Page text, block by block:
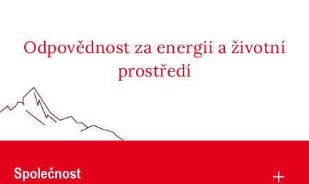
Odpovědnost za energii a životní
prostředí
Společnost